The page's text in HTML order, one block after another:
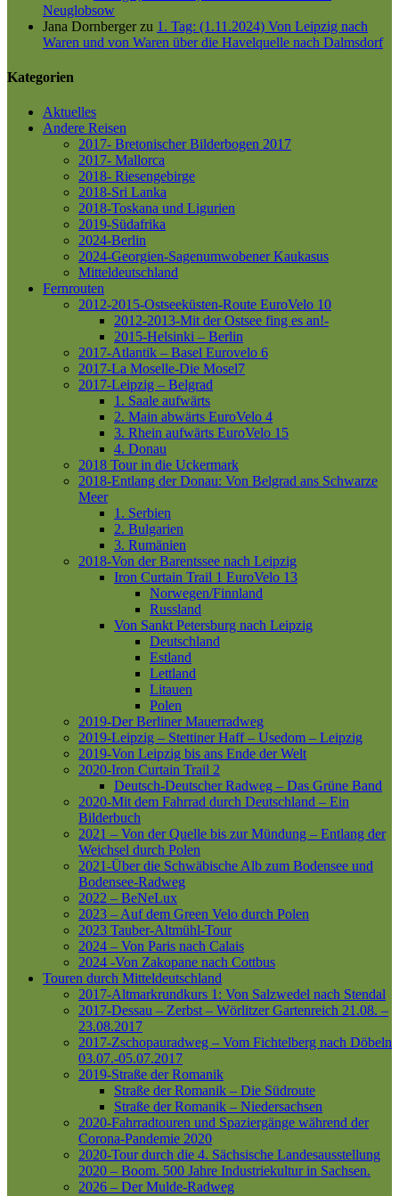
Neuglobsow
Jana Dornbergerzu 1. Tag: (1.11.2024) Von Leipzig nach
Waren und von Waren über die Havelquelle nach Dalmsdorf
Kategorien
Aktuelles
Andere Reisen
2017- Bretonischer Bilderbogen 2017
2017- Mallorca
2018- Riesengebirge
2018-Sri Lanka
2018-Toskana und Ligurien
2019-Südafrika
2024-Berlin
2024-Georgien-Sagenumwobener Kaukasus
Mitteldeutschland
Fernrouten
2012-2015-Ostseeküsten-Route EuroVelo 10
2012-2013-Mit der Ostsee fing es an!-
2015-Helsinki – Berlin
2017-Atlantik – Basel Eurovelo 6
2017-La Moselle-Die Mosel7
2017-Leipzig – Belgrad
1. Saale aufwärts
2. Main abwärts EuroVelo 4
3. Rhein aufwärts EuroVelo 15
4. Donau
2018 Tour in die Uckermark
2018-Entlang der Donau: Von Belgrad ans Schwarze
Meer
1. Serbien
2. Bulgarien
3. Rumänien
2018-Von der Barentssee nach Leipzig
Iron Curtain Trail 1 EuroVelo 13
Norwegen/Finnland
Russland
Von Sankt Petersburg nach Leipzig
Deutschland
Estland
Lettland
Litauen
Polen
2019-Der Berliner Mauerradweg
2019-Leipzig – Stettiner Haff – Usedom – Leipzig
2019-Von Leipzig bis ans Ende der Welt
2020-Iron Curtain Trail 2
Deutsch-Deutscher Radweg – Das Grüne Band
2020-Mit dem Fahrrad durch Deutschland – Ein
Bilderbuch
2021 – Von der Quelle bis zur Mündung – Entlang der
Weichsel durch Polen
2021-Über die Schwäbische Alb zum Bodensee und
Bodensee-Radweg
2022 – BeNeLux
2023 – Auf dem Green Velo durch Polen
2023 Tauber-Altmühl-Tour
2024 – Von Paris nach Calais
2024 -Von Zakopane nach Cottbus
Touren durch Mitteldeutschland
2017-Altmarkrundkurs 1: Von Salzwedel nach Stendal
2017-Dessau – Zerbst – Wörlitzer Gartenreich 21.08. –
23.08.2017
2017-Zschopauradweg – Vom Fichtelberg nach Döbeln
03.07.-05.07.2017
2019-Straße der Romanik
Straße der Romanik – Die Südroute
Straße der Romanik – Niedersachsen
2020-Fahrradtouren und Spaziergänge während der
Corona-Pandemie 2020
2020-Tour durch die 4. Sächsische Landesausstellung
2020 – Boom. 500 Jahre Industriekultur in Sachsen.
2026 – Der Mulde-Radweg